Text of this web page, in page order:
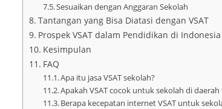
Sesuaikan dengan Anggaran Sekolah
Tantangan yang Bisa Diatasi dengan VSAT
Prospek VSAT dalam Pendidikan di Indonesia
Kesimpulan
FAQ
Apa itu jasa VSAT sekolah?
Apakah VSAT cocok untuk sekolah di
Berapa kecepatan internet VSAT untuk